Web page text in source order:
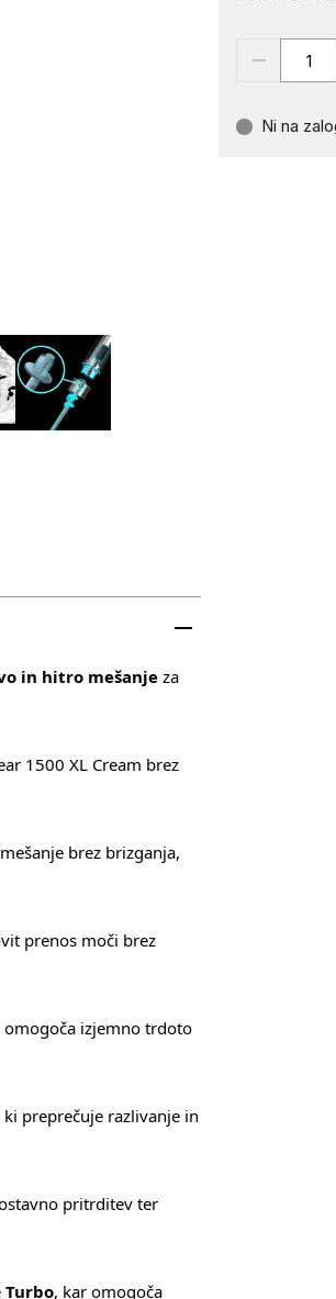
Ni na
in hitro mešanje za
1500 XL Cream brez
brez brizganja,
prenos moči brez
omogoča izjemno trdoto
preprečuje razlivanje in
pritrditev ter
Turbo, kar omogoča